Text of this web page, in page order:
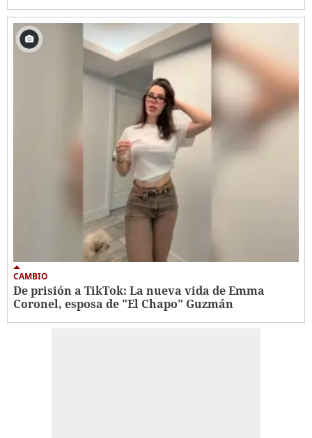
CAMBIO
De prisión a TikTok: La nueva vida de Emma
Coronel, esposa de "El Chapo" Guzmán